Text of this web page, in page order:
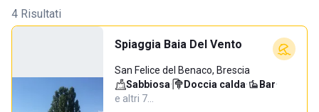
4 Risultati
Spiaggia Baia Del Vento
San Felice del Benaco, Brescia
Sabbiosa· Doccia calda· Bar·
e altri 7…